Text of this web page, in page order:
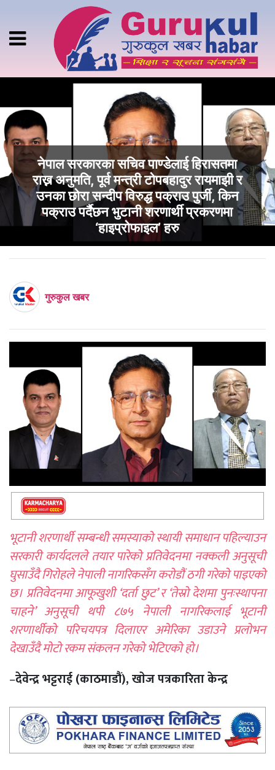
नेपाल सरकारका सचिव पाण्डेलाई हिरासतमा
राख्न अनुमति, पूर्व मन्त्री टोपबहादुर रायमाझी र
उनका छोरा सन्दीप विरुद्ध पक्राउ पुर्जी, किन
पक्राउ पर्दैछन भुटानी शरणार्थी प्रकरणमा
‘हाइप्राेफाइल’ हरु
गुरुकुल खबर
भूटानी शरणार्थी सम्बन्धी समस्याको स्थायी समाधान पहिल्याउन
सरकारी कार्यदलले तयार पारेको प्रतिवेदनमा नक्कली अनुसूची
घुसाउँदै गिरोहले नेपाली नागरिकसँग करोडौं ठगी गरेको पाइएको
छ। प्रतिवेदनमा आफूखुशी ‘दर्ता छुट’ र ‘तेस्रो देशमा पुनःस्थापना
चाहने’ अनुसूची थपी ८७५ नेपाली नागरिकलाई भूटानी
शरणार्थीको परिचयपत्र दिलाएर अमेरिका उडाउने प्रलोभन
देखाउँदै मोटो रकम संकलन गरेको भेटिएको हो।
–देवेन्द्र भट्टराई (काठमाडौं), खाेज पत्रकारिता केन्द्र